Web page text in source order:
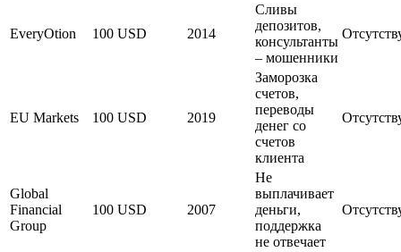
EveryOtion 100 USD 2014
Сливы
депозитов,
консультанты
– мошенники
EU Markets 100 USD 2019
Заморозка
счетов,
переводы
денег со
счетов
клиента
Global
Financial
Group
100 USD 2007
Не
выплачивает
деньги,
поддержка
не отвечает